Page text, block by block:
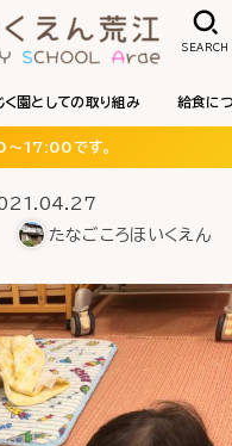
園としての取り組み 給食に
SEARCH
〜17:00です。
たなごころほいくえん